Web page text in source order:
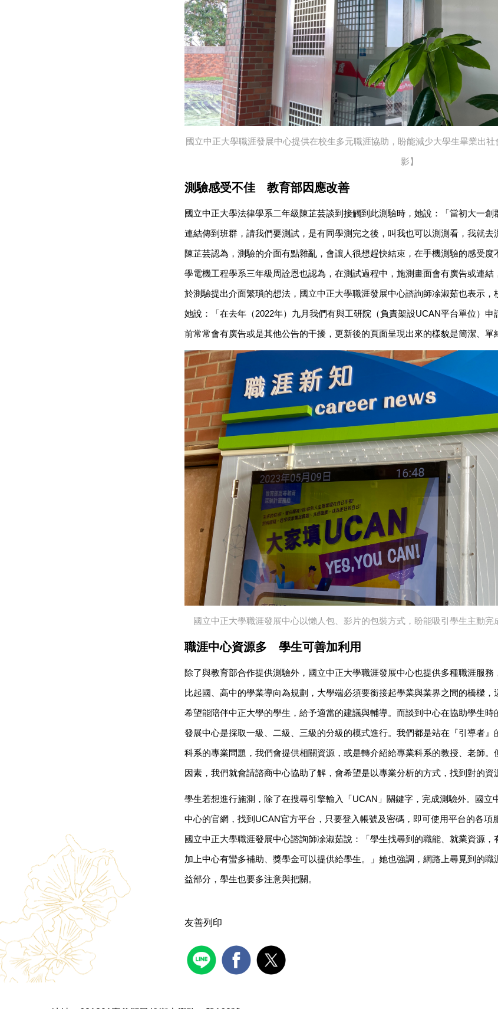
國立中正大學職涯發展中心提供在校生多元職涯協助，盼能減少大學生畢業出
影】
測驗感受不佳 教育部因應改善
國立中正大學法律學系二年級陳芷芸談到接觸到此測驗時，她說：「當初大一
連結傳到班群，請我們要測試，是有同學測完之後，叫我也可以測測看，我就去
陳芷芸認為，測驗的介面有點雜亂，會讓人很想趕快結束，在手機測驗的感受
學電機工程學系三年級周詮恩也認為，在測試過程中，施測畫面會有廣告或連
於測驗提出介面繁瑣的想法， 國立中正大學職涯發展中心諮詢師凃淑茹也表示，
她說：「在去年（2022年）九月我們有與工研院（負責架設UCAN平台單位）
前常常會有廣告或是其他公告的干擾，更新後的頁面呈現出來的樣貌是簡潔、單
國立中正大學職涯發展中心以懶人包、影片的包裝方式，盼能吸引學生主動
職涯中心資源多 學生可善加利用
除了與教育部合作提供測驗外，國立中正大學職涯發展中心也提供多種職涯服務
比起國、高中的學業導向為規劃，大學端必須要銜接起學業與業界之間的橋樑，
希望能陪伴中正大學的學生，給予適當的建議與輔導。而談到中心在協助學生
發展中心是採取一級、二級、三級的分級的模式進行。我們都是站在『引導者
科系的專業問題，我們會提供相關資源，或是轉介紹給專業科系的教授、老師
因素，我們就會請諮商中心協助了解，會希望是以專業分析的方式，找到對的資
學生若想進行施測，除了在搜尋引擎輸入「UCAN」關鍵字，完成測驗外。國立
中心的官網，找到UCAN官方平台，只要登入帳號及密碼，即可使用平台的各項
國立中正大學職涯發展中心諮詢師凃淑茹說：「學生找尋到的職能、就業資源，
加上中心有蠻多補助、獎學金可以提供給學生。」她也強調，網路上尋覓到的
益部分，學生也要多注意與把關。
友善列印